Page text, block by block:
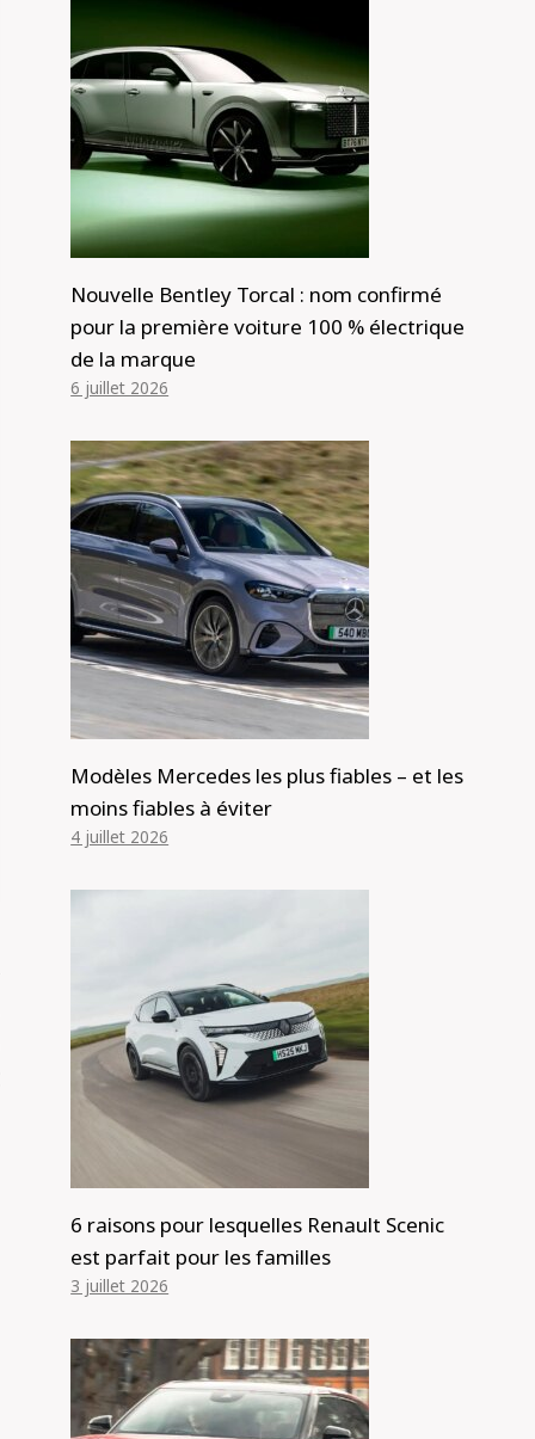
Nouvelle Bentley Torcal : nom confirmé
pour la première voiture 100 % électrique
de la marque
6 juillet 2026
Modèles Mercedes les plus fiables – et les
moins fiables à éviter
4 juillet 2026
6 raisons pour lesquelles Renault Scenic
est parfait pour les familles
3 juillet 2026